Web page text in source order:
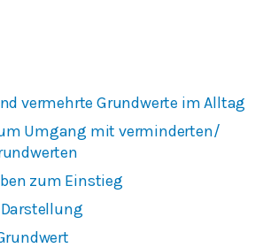
vermehrte Grundwerte im Alltag
Umgang mit verminderten/
zum Einstieg